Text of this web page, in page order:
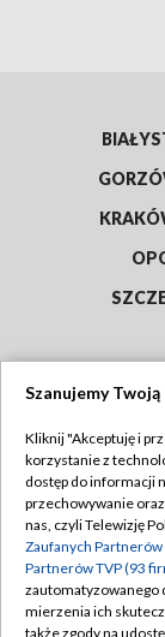
Abonament
Emisja w TVP
Centrum
Naziemna
Szanujemy
Kliknij "Akceptuję i
korzystanie z
dostęp do informacji
przechowywanie
nas, czyli Telewizję
Zaufanych
Partnerów TVP (93
zautomatyzowanego
mierzenia ich
także zgody na